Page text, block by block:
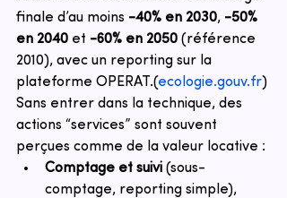
finale d’au moins -40% en 2030, -50%
en 2040 et -60% en 2050 (référence
2010), avec un reporting sur la
plateforme OPERAT.(ecologie.gouv.fr)
Sans entrer dans la technique, des
actions “services” sont souvent
perçues comme de la valeur locative :
Comptage et suivi (sous-
comptage, reporting simple),